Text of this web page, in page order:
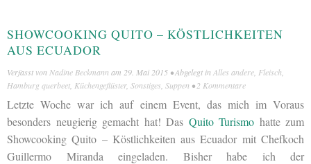
SHOWCOOKING QUITO – KÖSTLICHKEITEN
AUS ECUADOR
Verfasst von Nadine Beckmann am 29. Mai 2015 • Abgelegt in Alles andere Fleisch
Hamburg querbeet Küchengeflüster, Sonstiges Suppen •2 Kommentare
Letzte Woche war ich auf einem Event, das mich im Voraus
besonders neugierig gemacht hat! Das Quito Turismo hatte zum
Showcooking Quito – Köstlichkeiten aus Ecuador mit Chefkoch
Guillermo Miranda eingeladen. Bisher habe ich der